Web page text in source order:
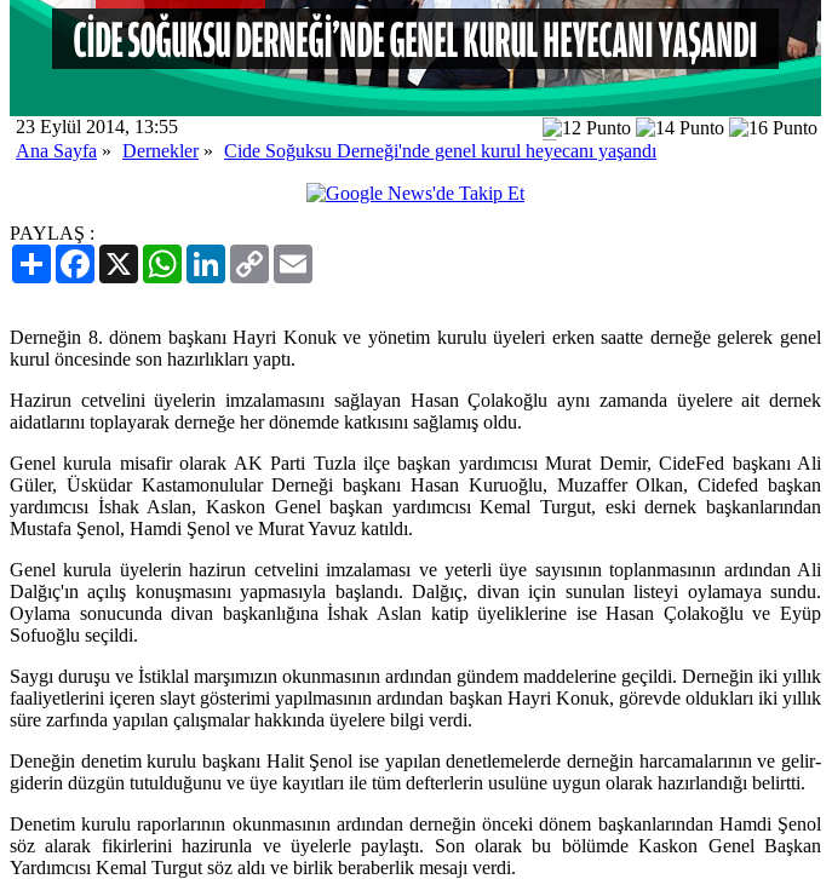
23 Eylül 2014, 13:55
Ana Sayfa » Dernekler» Cide Soğuksu Derneği'nde genel kurul heyecanı yaşandı
PAYLAŞ :
PaylaşFacebook
X WhatsAppLinkedIn
Copy
Link
Derneğin 8. dönem başkanı Hayri Konuk ve yönetim kurulu üyeleri erken saatte derneğe gelerek genel
kurul öncesinde son hazırlıkları yaptı.
Hazirun cetvelini üyelerin imzalamasını sağlayan Hasan Çolakoğlu aynı zamanda üyelere ait dernek
aidatlarını toplayarak derneğe her dönemde katkısını sağlamış oldu.
Genel kurula misafir olarak AK Parti Tuzla ilçe başkan yardımcısı Murat Demir, CideFed başkanı Ali
Güler, Üsküdar Kastamonulular Derneği başkanı Hasan Kuruoğlu, Muzaffer Olkan, Cidefed başkan
yardımcısı İshak Aslan, Kaskon Genel başkan yardımcısı Kemal Turgut, eski dernek başkanlarından
Mustafa Şenol, Hamdi Şenol ve Murat Yavuz katıldı.
Genel kurula üyelerin hazirun cetvelini imzalaması ve yeterli üye sayısının toplanmasının ardından Ali
Dalğıç'ın açılış konuşmasını yapmasıyla başlandı. Dalğıç, divan için sunulan listeyi oylamaya sundu.
Oylama sonucunda divan başkanlığına İshak Aslan katip üyeliklerine ise Hasan Çolakoğlu ve Eyüp
Sofuoğlu seçildi.
Saygı duruşu ve İstiklal marşımızın okunmasının ardından gündem maddelerine geçildi. Derneğin iki yıllık
faaliyetlerini içeren slayt gösterimi yapılmasının ardından başkan Hayri Konuk, görevde oldukları iki yıllık
süre zarfında yapılan çalışmalar hakkında üyelere bilgi verdi.
Deneğin denetim kurulu başkanı Halit Şenol ise yapılan denetlemelerde derneğin harcamalarının ve gelir-
giderin düzgün tutulduğunu ve üye kayıtları ile tüm defterlerin usulüne uygun olarak hazırlandığı belirtti.
Denetim kurulu raporlarının okunmasının ardından derneğin önceki dönem başkanlarından Hamdi Şenol
söz alarak fikirlerini hazirunla ve üyelerle paylaştı. Son olarak bu bölümde Kaskon Genel Başkan
Yardımcısı Kemal Turgut söz aldı ve birlik beraberlik mesajı verdi.